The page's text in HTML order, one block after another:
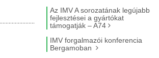
Az IMV A sorozatának legújabb
fejlesztései a gyártókat
támogatják – A74
IMV forgalmazói konferencia
Bergamoban